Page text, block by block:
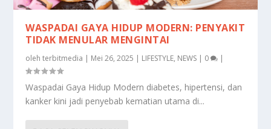
WASPADAI GAYA HIDUP MODERN: PENYAKIT
TIDAK MENULAR MENGINTAI
olehterbitmedia Mei 26, 2025 LIFESTYLE, NEWS 0
Waspadai Gaya Hidup Modern diabetes, hipertensi, dan
kanker kini jadi penyebab kematian utama di...